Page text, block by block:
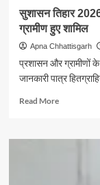
का
लाभ
:
मुख्यमंत्री
विष्णु
साय
सुशासन तिहार
ग्रामीण हुए शामिल
Apna Chhattisgarh
प्रशासन और ग्रामीणों
जानकारी पात्र
Read MoreRead
सुशासन